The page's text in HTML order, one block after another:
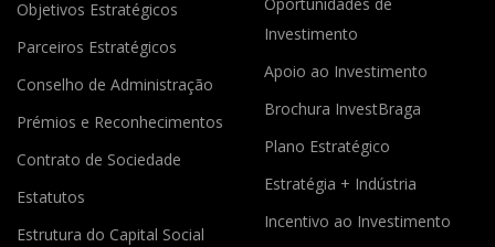
Objetivos Estratégicos
Parceiros Estratégicos
Conselho de Administração
Prémios e Reconhecimentos
Contrato de Sociedade
Estatutos
Estrutura do Capital Social
Oportunidades de
Investimento
Apoio ao Investimento
Brochura InvestBraga
Plano Estratégico
Estratégia + Indústria
Incentivo ao Investimento